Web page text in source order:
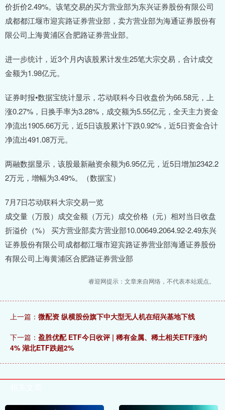
价折价2.49%。该笔交易的买方营业部为东兴证券股份有限公司
成都都江堰市迎宾路证券营业部，卖方营业部为海通证券股份有
限公司上海黄浦区合肥路证券营业部。
进一步统计，近3个月内该股累计发生25笔大宗交易，合计成交
金额为1.98亿元。
证券时报•数据宝统计显示，芯动联科今日收盘价为66.58元，上
涨0.27%，日换手率为3.28%，成交额为5.55亿元，全天主力资金
净流出1905.66万元，近5日该股累计下跌0.92%，近5日资金合计
净流出491.08万元。
两融数据显示，该股最新融资余额为6.95亿元，近5日增加2342.2
2万元，增幅为3.49%。（数据宝）
7月7日芯动联科大宗交易一览
成交量（万股）成交金额（万元）成交价格（元）相对当日收盘
折溢价（%） 买方营业部卖方营业部10.00649.2064.92-2.49东兴
证券股份有限公司成都都江堰市迎宾路证券营业部海通证券股份
有限公司上海黄浦区合肥路证券营业部
睿迎网提示：文章来自网络，不代表本站观点。
上一篇： 微配资 纵横股份旗下中大型无人机在绍兴基地下线
下一篇： 盈胜优配 ETF今日收评 | 稀有金属、稀土相关ETF涨约
4% 湖北ETF跌超2%